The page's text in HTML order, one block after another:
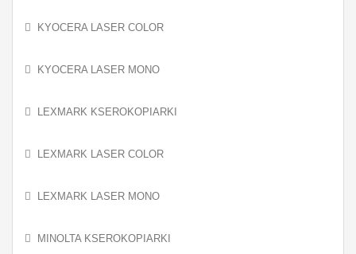
KYOCERA LASER COLOR
KYOCERA LASER MONO
LEXMARK KSEROKOPIARKI
LEXMARK LASER COLOR
LEXMARK LASER MONO
MINOLTA KSEROKOPIARKI